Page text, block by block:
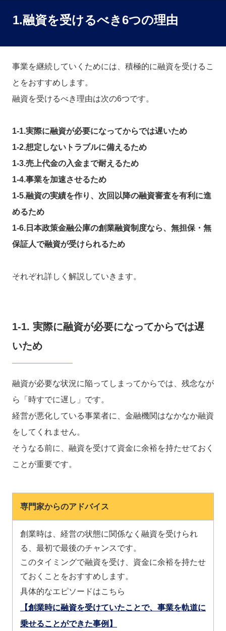
1.融資を受けるべき6つの理由
事業を継続していくためには、積極的に融資を受けるこ
とをおすすめします。
融資を受けるべき理由は次の6つです。
1-1.実際に融資が必要になってからでは遅いため
1-2.想定しないトラブルに備えるため
1-3.売上代金の入金まで耐えるため
1-4.事業を加速させるため
1-5.融資の実績を作り、 次回以降の融資審査を有利に進
めるため
1-6.日本政策金融公庫の創業融資制度なら、無担保・無
保証人で融資が受けられるため
それぞれ詳しく解説していきます。
1-1. 実際に融資が必要になってからでは遅
いため
融資が必要な状況に陥ってしまってからでは、残念なが
ら「時すでに遅し」です。
経営が悪化している事業者に、金融機関はなかなか融資
をしてくれません。
そうなる前に、融資を受けて資金に余裕を持たせておく
ことが重要です。
専門家からのアドバイス
創業時は、経営の状態に関係なく融資を受けられ
る、最初で最後のチャンスです。
このタイミングで融資を受け、資金に余裕を持たせ
ておくことをおすすめします。
具体的なエピソードはこちら
【創業時に融資を受けていたことで、事業を軌道に
乗せることができた事例】